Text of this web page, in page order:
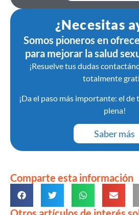
¿Necesitas
Somos pioneros en
para mejorar la salud
¡Resuelve tus dudas
totalmente
¡Da el paso más importante: el de
plena!
Saber más
Comparte esta información